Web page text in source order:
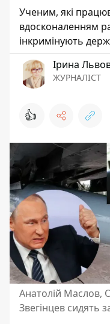
Ученим, які
вдосконаленням
інкримінують
Ірина
ЖУРНАЛІСТ
👍
Анатолій Маслов,
Звегінцев сидять